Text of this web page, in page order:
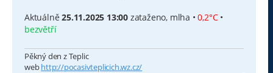
Aktuálně25.11.2025 13:00 zataženo, mlha •0,2°C•
bezvětří
Pěkný den z Teplic
webhttp://pocasivteplicich.wz.cz/